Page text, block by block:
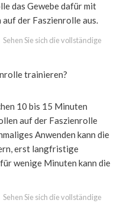
das Gewebe dafür mit
der Faszienrolle aus.
Sehen Sie sich die vollständige
trainieren?
10 bis 15 Minuten
auf der Faszienrolle
Anwenden kann die
erst langfristige
wenige Minuten kann die
Sehen Sie sich die vollständige